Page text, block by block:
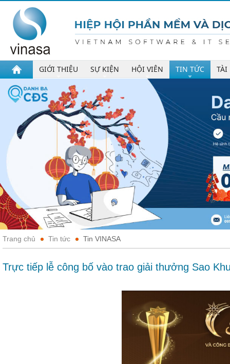
GIỚI THIỆU SỰ KIỆN HỘI VIÊN TIN TỨC TÀI
Trang chủ Tin tức Tin VINASA
Trực tiếp lễ công bố vào trao giải thưởng Sao